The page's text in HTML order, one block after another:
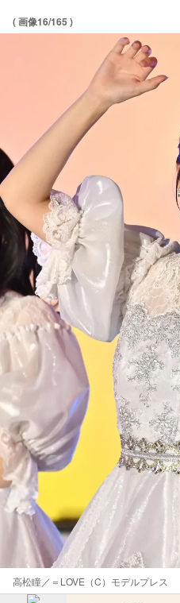
( 画像16/165 )
高松瞳／＝LOVE（C）モデルプレス